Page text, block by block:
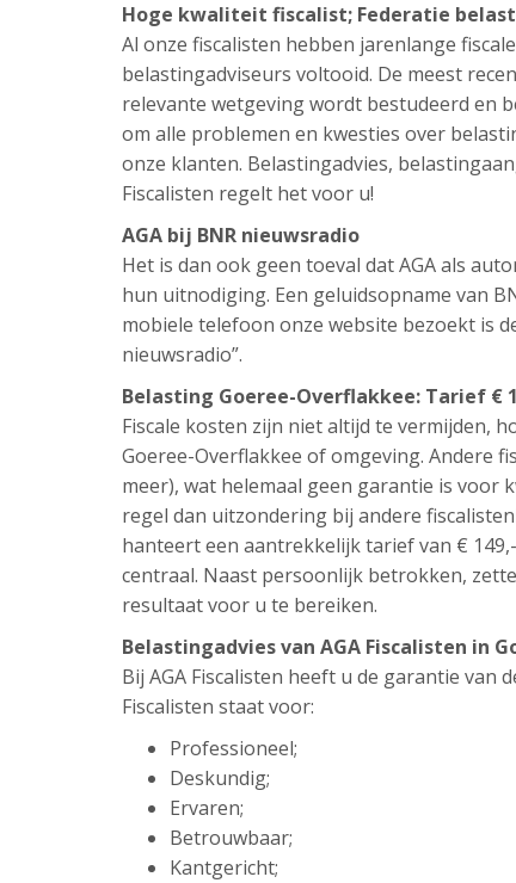
Hoge kwaliteit fiscalist; Federatie
Al onze fiscalisten hebben jarenlange
belastingadviseurs voltooid. De meest
relevante wetgeving wordt bestudeerd en
om alle problemen en kwesties over
onze klanten. Belastingadvies,
Fiscalisten regelt het voor u!
AGA bij BNR nieuwsradio
Het is dan ook geen toeval dat AGA als
hun uitnodiging. Een geluidsopname van
mobiele telefoon onze website bezoekt is
nieuwsradio”.
Belasting Goeree-Overflakkee: Tarief €
Fiscale kosten zijn niet altijd te vermijden,
Goeree-Overflakkee of omgeving. Andere
meer), wat helemaal geen garantie is voor
regel dan uitzondering bij andere
hanteert een aantrekkelijk tarief van €
centraal. Naast persoonlijk betrokken,
resultaat voor u te bereiken.
Belastingadvies van AGA Fiscalisten in
Bij AGA Fiscalisten heeft u de garantie
Fiscalisten staat voor:
Professioneel;
Deskundig;
Ervaren;
Betrouwbaar;
Kantgericht;